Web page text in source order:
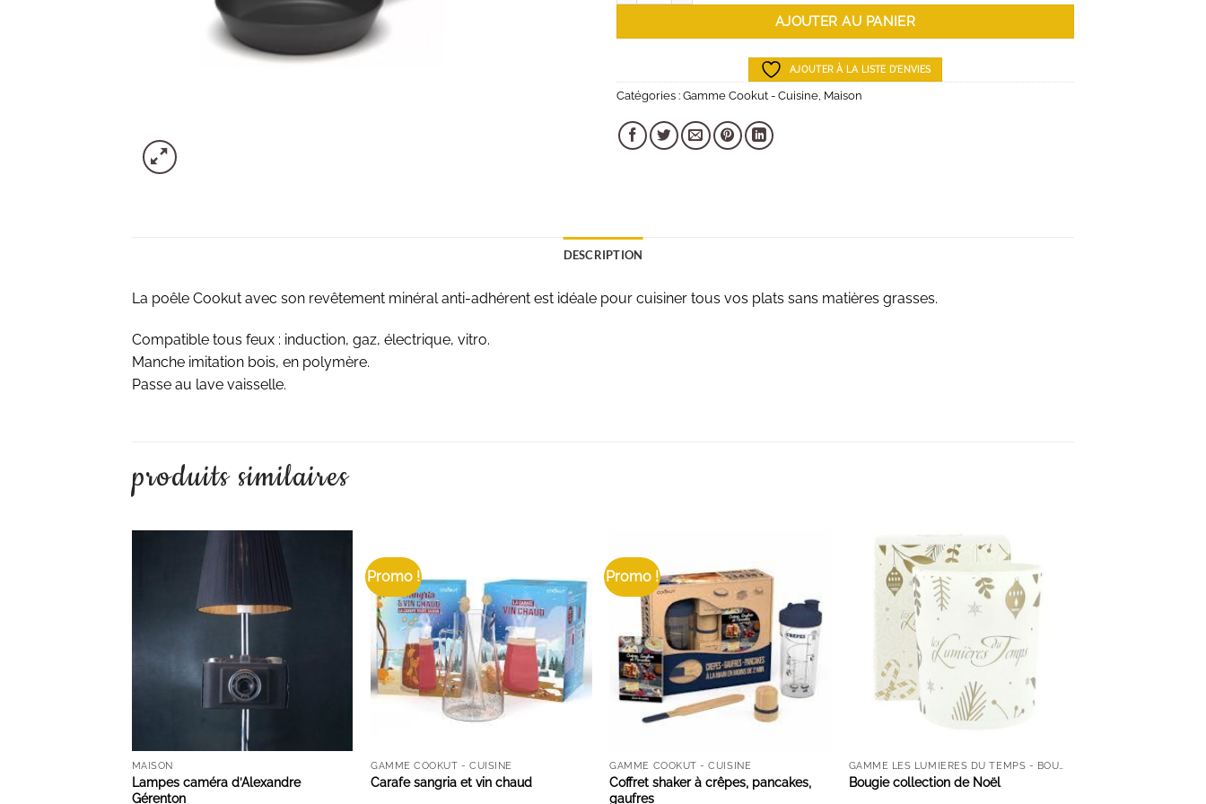
AJOUTER AU PANIER
AJOUTER À LA LISTE D'ENVIES
Catégories : Gamme Cookut - Cuisine, Maison
DESCRIPTION
La poêle Cookut avec son revêtement minéral anti-adhérent est idéale pour cuisiner tous vos plats sans matières grasses.
Compatible tous feux : induction, gaz, électrique, vitro.
Manche imitation bois, en polymère.
Passe au lave vaisselle.
produits similaires
MAISON
Lampes caméra d’Alexandre
Gérenton
Promo ! AJOUTER À LA LISTE D'ENVIES
GAMME COOKUT - CUISINE
Carafe sangria et vin chaud
Promo ! AJOUTER À LA LISTE D'ENVIES
GAMME COOKUT - CUISINE
Coffret shaker à crêpes, pancakes,
gaufres
AJOUTER À LA LISTE D'ENVIES
GAMME LES LUMIÈRES DU TEMPS - BOUGIES ET DIFFUSEURS
Bougie collection de Noël